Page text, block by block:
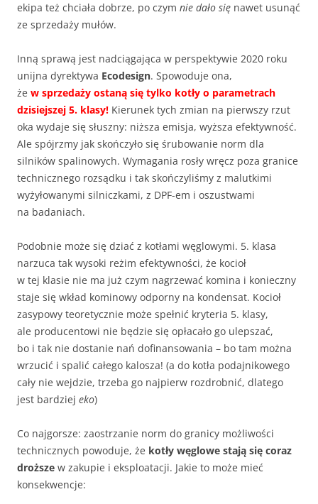
ekipa też chciała dobrze, po czym nie dało się nawet usunąć
ze sprzedaży mułów.
Inną sprawą jest nadciągająca w perspektywie 2020 roku
unijna dyrektywa Ecodesign. Spowoduje ona,
że w sprzedaży ostaną się tylko kotły o parametrach
dzisiejszej 5. klasy! Kierunek tych zmian na pierwszy rzut
oka wydaje się słuszny: niższa emisja, wyższa efektywność.
Ale spójrzmy jak skończyło się śrubowanie norm dla
silników spalinowych. Wymagania rosły wręcz poza granice
technicznego rozsądku i tak skończyliśmy z malutkimi
wyżyłowanymi silniczkami, z DPF-em i oszustwami
na badaniach.
Podobnie może się dziać z kotłami węglowymi. 5. klasa
narzuca tak wysoki reżim efektywności, że kocioł
w tej klasie nie ma już czym nagrzewać komina i konieczny
staje się wkład kominowy odporny na kondensat. Kocioł
zasypowy teoretycznie może spełnić kryteria 5. klasy,
ale producentowi nie będzie się opłacało go ulepszać,
bo i tak nie dostanie nań dofinansowania – bo tam można
wrzucić i spalić całego kalosza! (a do kotła podajnikowego
cały nie wejdzie, trzeba go najpierw rozdrobnić, dlatego
jest bardziej eko)
Co najgorsze: zaostrzanie norm do granicy możliwości
technicznych powoduje, że kotły węglowe stają się coraz
droższe w zakupie i eksploatacji. Jakie to może mieć
konsekwencje: